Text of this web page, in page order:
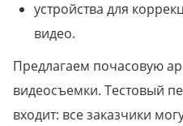
устройства для
видео.
Предлагаем почасовую
видеосъемки. Тестовый
входит: все заказчики